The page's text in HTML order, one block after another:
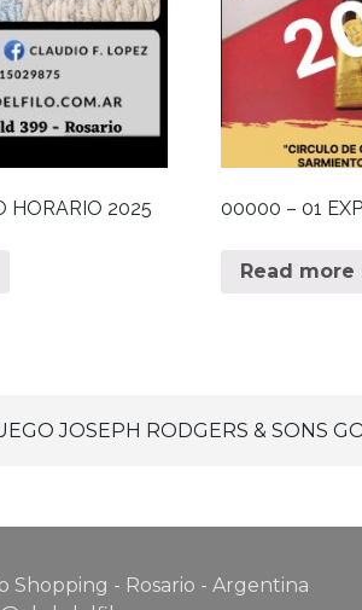
HORARIO 2025 00000 – 01
Read more
JOSEPH RODGERS & SONS
Shopping - Rosario - Argentina